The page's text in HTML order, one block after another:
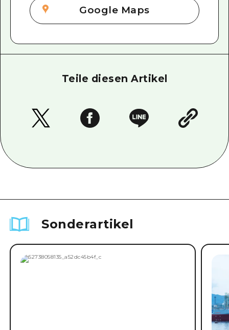
Google Maps
Teile diesen Artikel
Sonderartikel